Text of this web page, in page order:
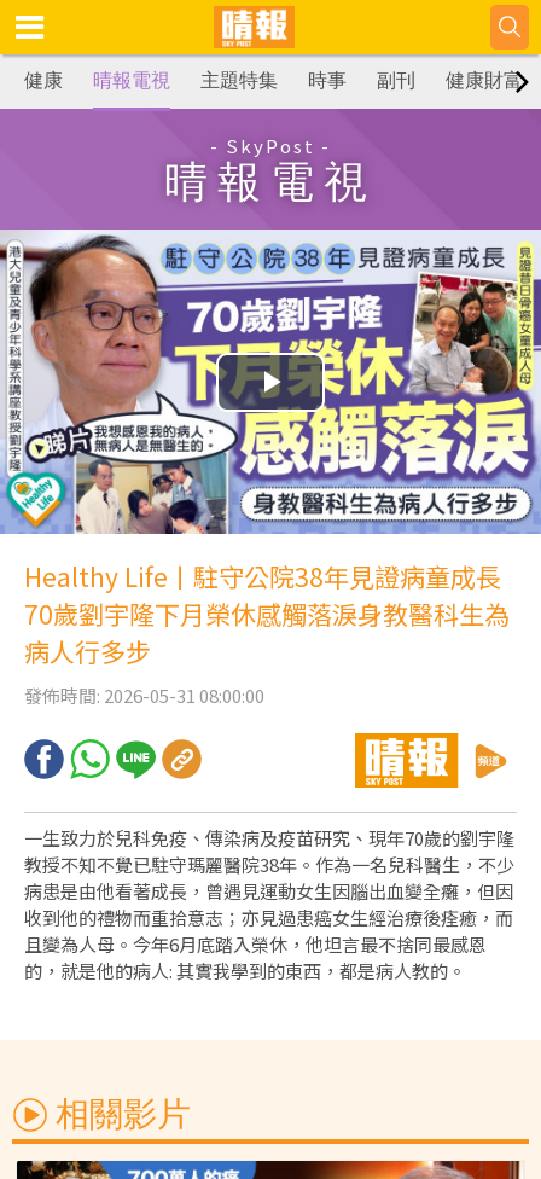
健康 晴報電視 主題特集 時事 副刊 健康財富
- SkyPost -
晴報電視
播
放
影
片
Healthy Life丨駐守公院38年見證病童成長
70歲劉宇隆下月榮休感觸落淚身教醫科生為
病人行多步
發佈時間: 2026-05-31 08:00:00
一生致力於兒科免疫、傳染病及疫苗研究、現年70歲的劉宇隆
教授不知不覺已駐守瑪麗醫院38年。作為一名兒科醫生，不少
病患是由他看著成長，曾遇見運動女生因腦出血變全癱，但因
收到他的禮物而重拾意志；亦見過患癌女生經治療後痊癒，而
且變為人母。今年6月底踏入榮休，他坦言最不捨同最感恩
的，就是他的病人: 其實我學到的東西，都是病人教的。
相關影片